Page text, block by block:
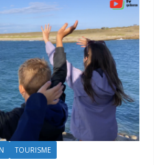
TOURISME